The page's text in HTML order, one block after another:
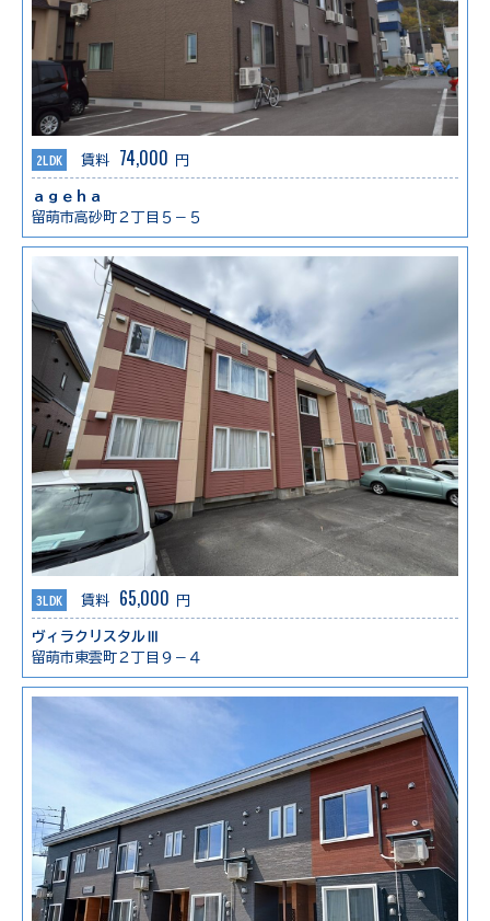
2LDK 賃料 74,000 円
ａｇｅｈａ
留萌市高砂町２丁目５－５
3LDK 賃料 65,000 円
ヴィラクリスタルⅢ
留萌市東雲町２丁目９－４